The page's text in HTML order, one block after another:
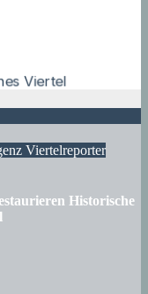
Viertelreporter
Historische